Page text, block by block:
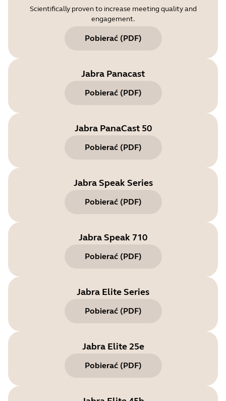
Scientifically proven to increase meeting quality and
engagement.
Pobierać (PDF)
Jabra Panacast
Pobierać (PDF)
Jabra PanaCast 50
Pobierać (PDF)
Jabra Speak Series
Pobierać (PDF)
Jabra Speak 710
Pobierać (PDF)
Jabra Elite Series
Pobierać (PDF)
Jabra Elite 25e
Pobierać (PDF)